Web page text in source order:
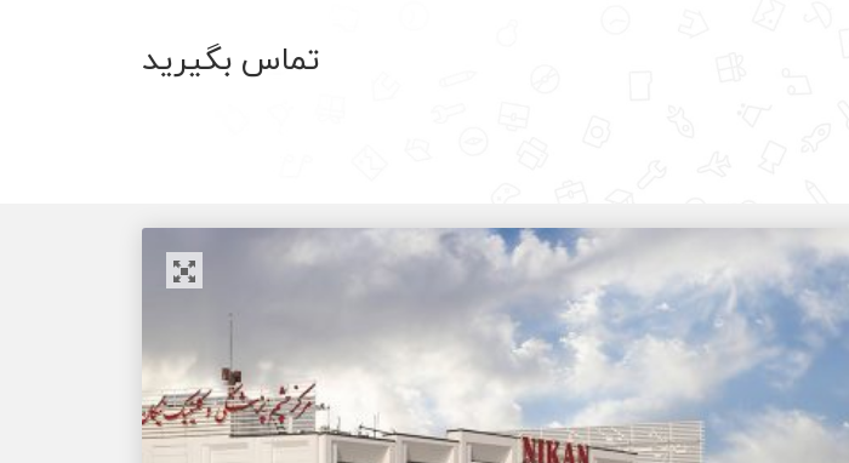
تماس بگیرید